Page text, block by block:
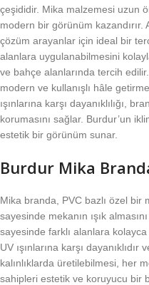
çeşididir. Mika malzemesi uzun
modern bir görünüm
çözüm arayanlar için ideal bir
alanlara uygulanabilmesini
ve bahçe alanlarında tercih
modern ve kullanışlı hâle
ışınlarına karşı dayanıklılığı,
korumasını sağlar. Burdur’un
estetik bir görünüm sunar.
Burdur Mika
Mika branda, PVC bazlı özel bir
sayesinde mekanın ışık
sayesinde farklı alanlara
UV ışınlarına karşı
kalınlıklarda üretilebilmesi, her
sahipleri estetik ve koruyucu bir